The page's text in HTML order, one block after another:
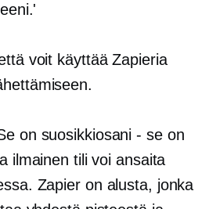
voit käyttää Zapieria
on suosikkiosani - se on
ilmainen tili voi ansaita
Zapier on alusta, jonka